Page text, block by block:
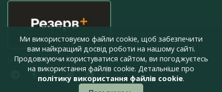
press@armyinform.com.ua
Ми використовуємо файли cookie, щоб забезпечити
вам найкращий досвід роботи на нашому сайті.
Продовжуючи користуватися сайтом, ви погоджуєтесь
на використання файлів cookie. Детальніше про
політику використання файлів cookie.